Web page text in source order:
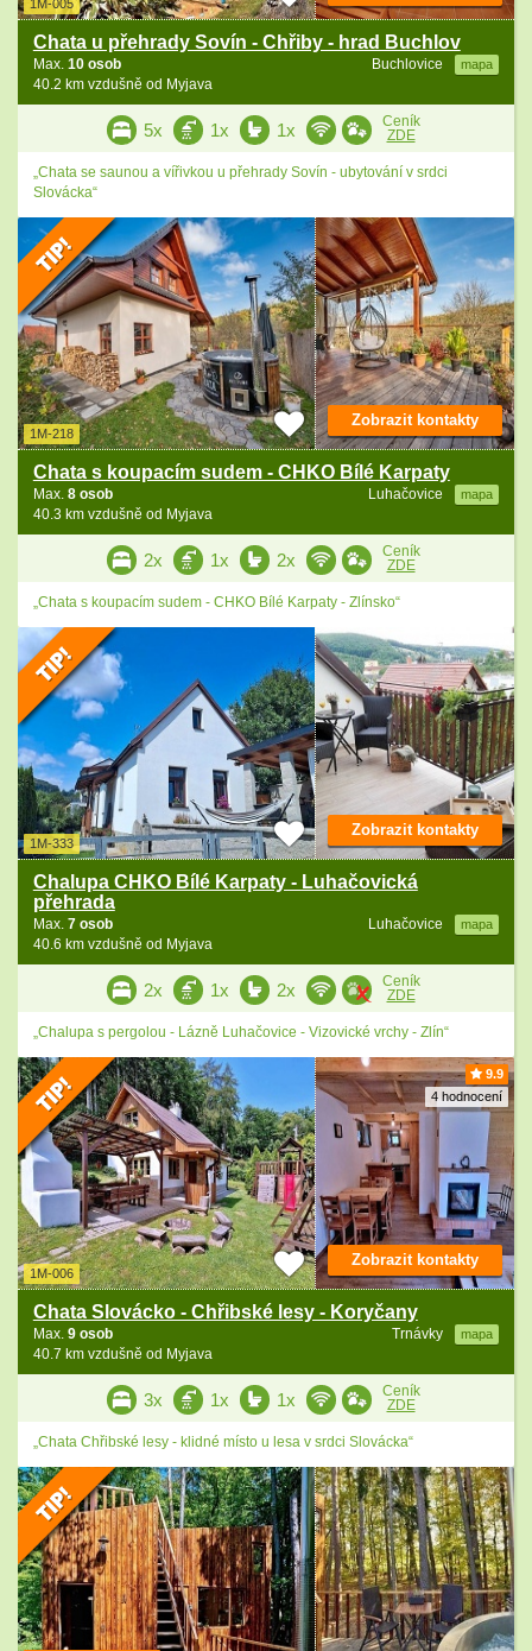
1M-005
Chata u přehrady Sovín - Chřiby - hrad Buchlov
Buchlovice mapa
Max. 10 osob
40.2 km vzdušně od Myjava
5x 1x 1x
Ceník
ZDE
„Chata se saunou a vířivkou u přehrady Sovín - ubytování v srdci
Slovácka“
1M-218
Chata s koupacím sudem - CHKO Bílé Karpaty
Luhačovice mapa
Max. 8 osob
40.3 km vzdušně od Myjava
Zobrazit kontakty
2x 1x 2x
Ceník
ZDE
„Chata s koupacím sudem - CHKO Bílé Karpaty - Zlínsko“
1M-333
Chalupa CHKO Bílé Karpaty - Luhačovická
přehrada
Luhačovice mapa
Max. 7 osob
40.6 km vzdušně od Myjava
Zobrazit kontakty
2x 1x 2x
Ceník
ZDE
„Chalupa s pergolou - Lázně Luhačovice - Vizovické vrchy - Zlín“
9.9
4 hodnocení
1M-006
Chata Slovácko - Chřibské lesy - Koryčany
Trnávky mapa
Max. 9 osob
40.7 km vzdušně od Myjava
Zobrazit kontakty
3x 1x 1x
Ceník
ZDE
„Chata Chřibské lesy - klidné místo u lesa v srdci Slovácka“